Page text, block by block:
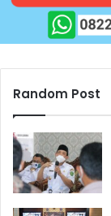
Random Post